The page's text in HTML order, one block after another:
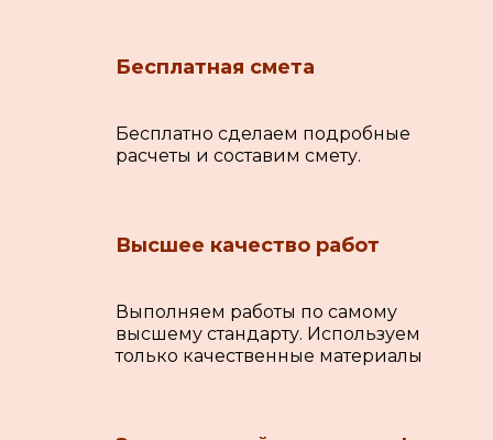
Бесплатная смета
Бесплатно сделаем подробные
расчеты и составим смету.
Высшее качество работ
Выполняем работы по самому
высшему стандарту. Используем
только качественные материалы